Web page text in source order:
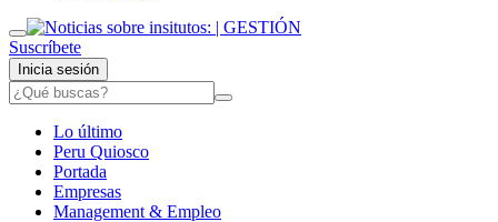
Suscríbete
Inicia sesión
Lo último
Peru Quiosco
Portada
Empresas
Management & Empleo